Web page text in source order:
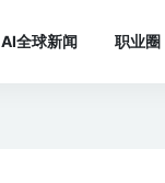
AI全球新闻 职业圈